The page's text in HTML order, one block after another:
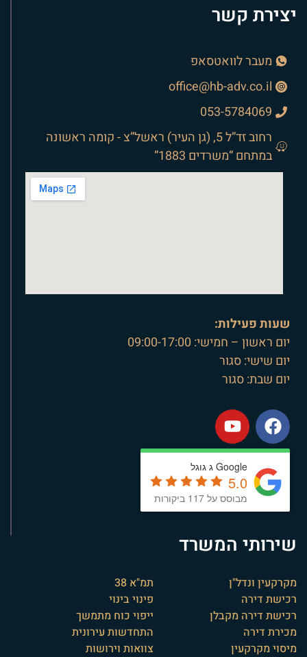
יצירת קשר
מעבר לוואטסאפ
office@hb-adv.co.il
053-5784069
רחוב זד”ל 5, (גן העיר) ראשל”צ - קומה ראשונה
במתחם “משרדים 1883”
שעות פעילות:
יום ראשון – חמישי: 09:00-17:00
יום שישי: סגור
יום שבת: סגור
Google ג גוגל
5.0
מבוסס על 117 ביקורות
שירותי המשרד
מקרקעין ונדל"ן
רכישת דירה
רכישת דירה מקבלן
מכירת דירה
מיסוי מקרקעין
תמ"א 38
פינוי בינוי
ייפוי כוח מתמשך
התחדשות עירונית
צוואות וירושות